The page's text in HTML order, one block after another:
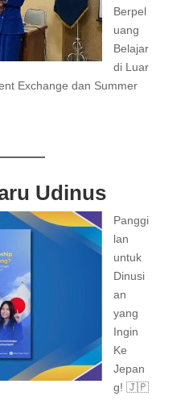
Berpel
uang
Belajar
di Luar
Exchange dan Summer
Udinus
Panggi
lan
untuk
Dinusi
an
yang
Ingin
Ke
Jepan
g! 🇯🇵